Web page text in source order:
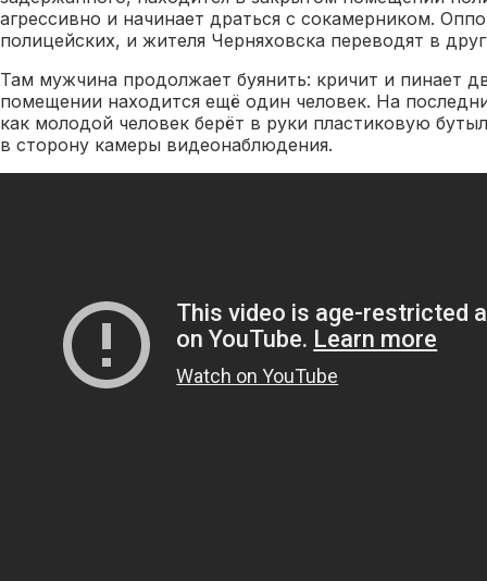
агрессивно и начинает драться с сокамерником.
полицейских, и жителя Черняховска переводят в
Там мужчина продолжает буянить: кричит и пинает
помещении находится ещё один человек. На
как молодой человек берёт в руки пластиковую
в сторону камеры видеонаблюдения.